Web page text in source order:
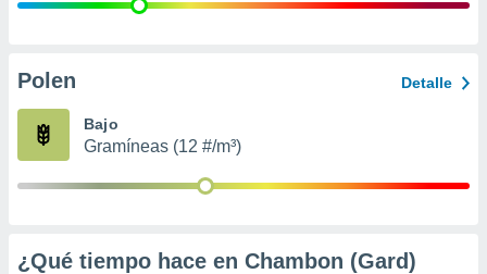
e
publicidad
Polen Detalle
Bajo
Gramíneas (12 #/m³)
¿Qué tiempo hace en Chambon (Gard)